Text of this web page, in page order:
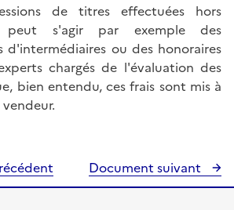
de titres effectuées hors
s'agir par exemple des
d'intermédiaires ou des honoraires
chargés de l'évaluation des
bien entendu, ces frais sont mis à
Document suivant